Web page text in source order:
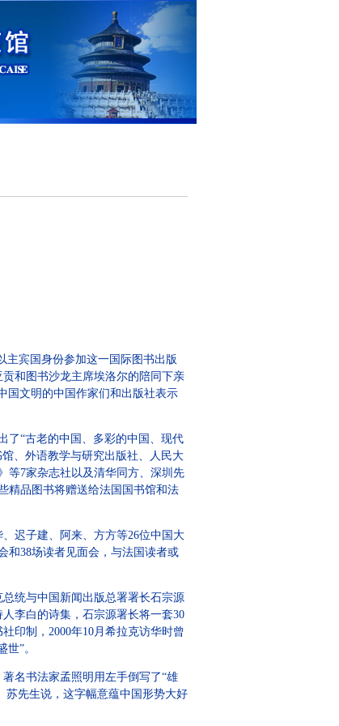
宾国身份参加这一国际图书出版
和图书沙龙主席埃洛尔的陪同下亲
国文明的中国作家们和出版社表示
“古老的中国、多彩的中国、现代
、外语教学与研究出版社、人民大
等7家杂志社以及清华同方、深圳先
精品图书将赠送给法国国书馆和法
迟子建、阿来、方方等26位中国大
和38场读者见面会，与法国读者或
统与中国新闻出版总署署长石宗源
李白的诗集，石宗源署长将一套30
印制，2000年10月希拉克访华时曾
”。
名书法家孟照明用左手倒写了“雄
苏先生说，这字幅意蕴中国形势大好